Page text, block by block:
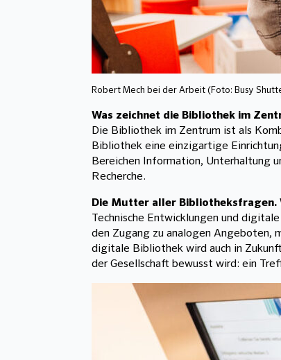
Robert Mech bei der Arbeit (Foto: Busy
Was zeichnet die Bibliothek im
Die Bibliothek im Zentrum ist als
Bibliothek eine einzigartige
Bereichen Information, Unterhaltung
Recherche.
Die Mutter aller Bibliotheksfragen.
Technische Entwicklungen und
den Zugang zu analogen Angeboten,
digitale Bibliothek wird auch in
der Gesellschaft bewusst wird: ein